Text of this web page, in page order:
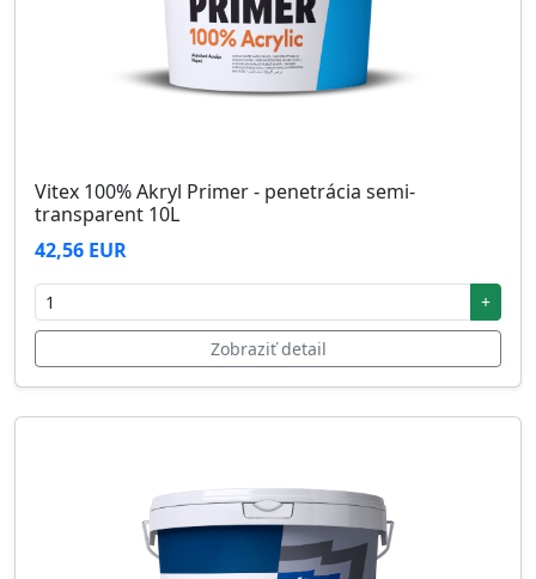
Vitex 100% Akryl Primer - penetrácia semi-
transparent 10L
42,56 EUR
+
Zobraziť detail